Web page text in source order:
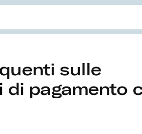
sulle
di pagamento